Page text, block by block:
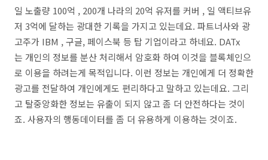
일 노출량 100억 , 200개 나라의 20억 유저를 커버 , 일 액티브유
저 3억에 달하는 광대한 기록을 가지고 있는데요. 파트너사와 광
고주가 IBM , 구글, 페이스북 등 탑 기업이라고 하네요. DATx
는 개인의 정보를 분산 처리해서 암호화 하여 이것을 블록체인으
로 이용을 하려는게 목적입니다. 이런 정보는 개인에게 더 정확한
광고를 전달하여 개인에게도 편리하다고 말하고 있는데요. 그리
고 탈중앙화한 정보는 유출이 되지 않고 좀 더 안전하다는 것이
죠. 사용자의 행동데이터를 좀 더 유용하게 이용하는 것이죠.